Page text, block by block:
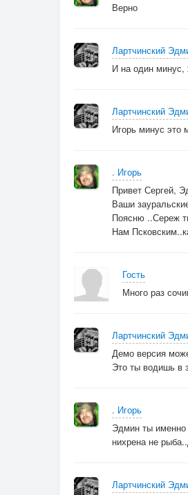
Верно
Лартчинский
И на один минус,
Лартчинский
Игорь минус это
. Игорь
Привет Сергей,
Ваши
Поясню ..Сереж
Нам
Гость
Много раз
Лартчинский
Демо версия
Это ты водишь в
. Игорь
Эдмин ты именно
нихрена не
Лартчинский